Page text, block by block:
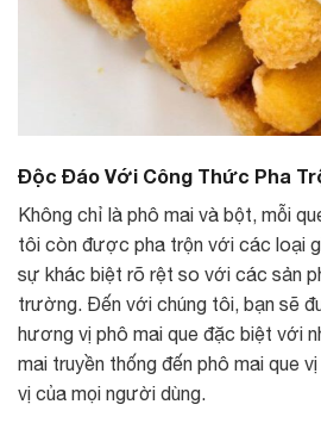
Độc Đáo Với Công Thức Pha
Không chỉ là phô mai và bột, mỗi
tôi còn được pha trộn với các loại
sự khác biệt rõ rệt so với các sản
trường. Đến với chúng tôi, bạn sẽ
hương vị phô mai que đặc biệt với
mai truyền thống đến phô mai que
vị của mọi người dùng.